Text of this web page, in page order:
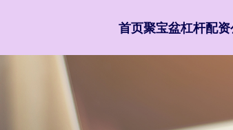
首页聚宝盆杠杆配资